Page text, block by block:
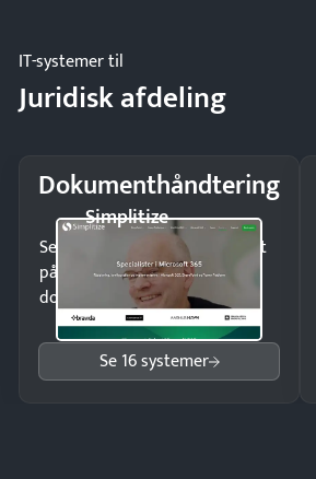
IT-systemer til
Juridisk afdeling
Dokumenthåndtering
Simplitize
Send kontrakter til underskrift
på minutter og mist ingen
dokumenter.
Se 16 systemer